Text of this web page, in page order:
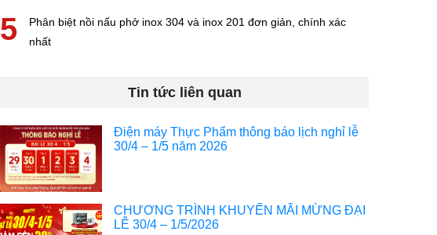
5
Phân biệt nồi nấu phở inox 304 và inox 201 đơn giản, chính xác
nhất
Tin tức liên quan
Điện máy Thực Phẩm thông báo lịch nghỉ lễ
30/4 – 1/5 năm 2026
CHƯƠNG TRÌNH KHUYẾN MÃI MỪNG ĐẠI
LỄ 30/4 – 1/5/2026